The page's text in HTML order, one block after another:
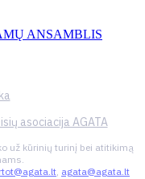
ANSAMBLIS
asociacija AGATA
už kūrinių turinį bei atitikimą
, agata@agata.lt